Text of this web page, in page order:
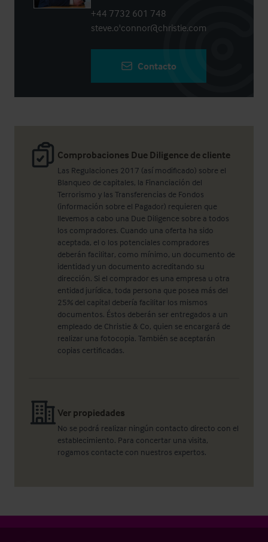
Comprobaciones Due Diligence de cliente
Las Regulaciones 2017 (así modificado) sobre el
Blanqueo de capitales, la Financiación del
Terrorismo y las Transferencias de Fondos
(información sobre el Pagador) requieren que
llevemos a cabo una Due Diligence sobre a todos
los compradores. Cuando una oferta ha sido
aceptada, el o los potenciales compradores
deberán facilitar, como mínimo, un documento de
identidad y un documento acreditando su
dirección. Si el comprador es una empresa u otra
entidad jurídica, toda persona que posea más del
25% del capital debería facilitar los mismos
documentos. Éstos deberán ser entregados a un
empleado de Christie & Co, quien se encargará de
realizar una fotocopia. También se aceptarán
copias certificadas.
Ver propiedades
No se podrá realizar ningún contacto directo con el
establecimiento. Para concertar una visita,
rogamos contacte con nuestros expertos.
+44 7732 601 748
steve.o'connor@christie.com
Contacto